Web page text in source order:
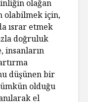
olağan
olabilmek için,
ısrar etmek
doğruluk
insanların
düşünen bir
olduğu
el